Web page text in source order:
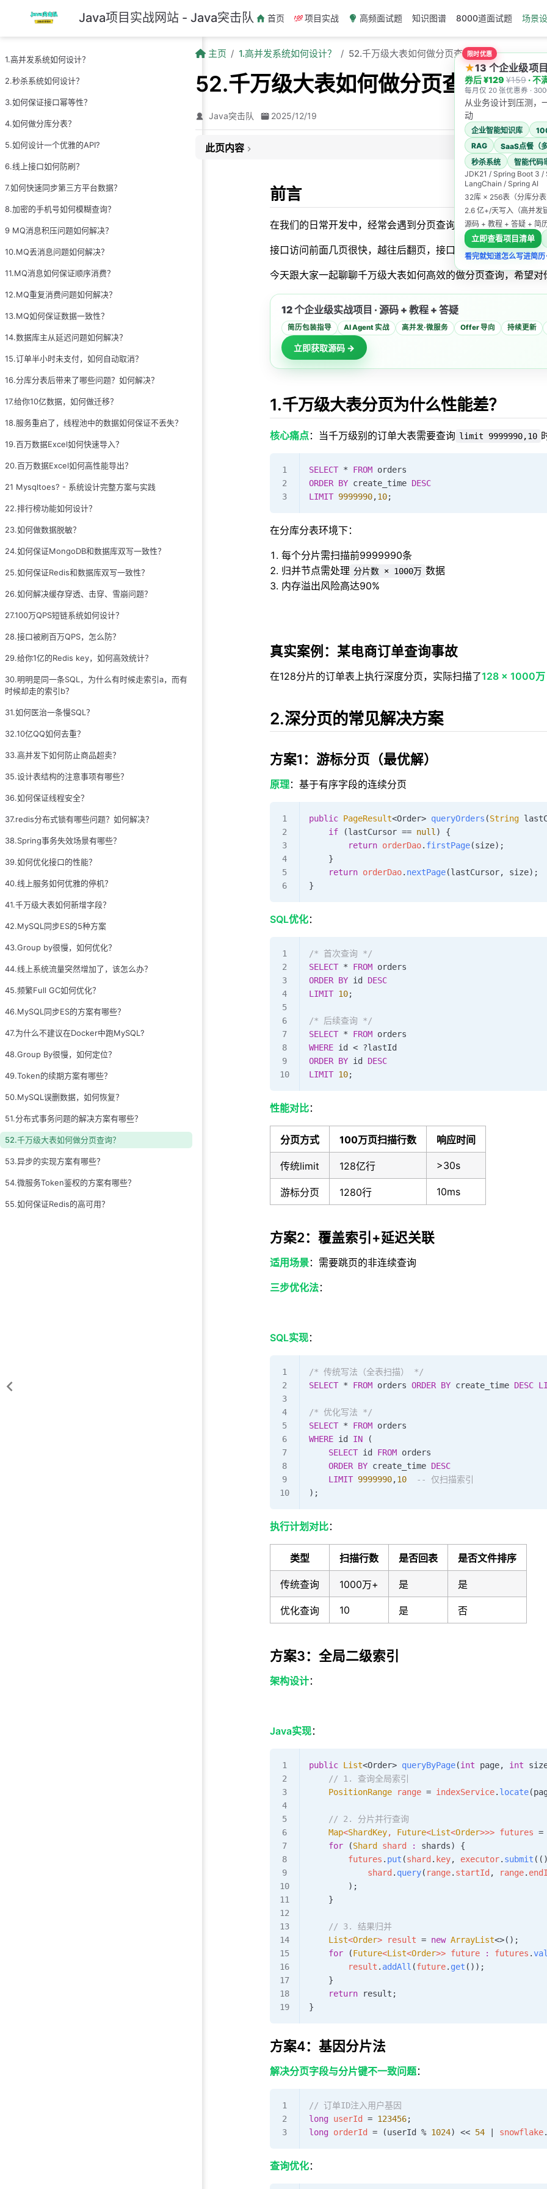
跳至主要內容 Java项目实战网站 - Java突击队 首页 项目实战 高频面试题 知识图谱 8000道面试题 场景
1.高并发系统如何设计？
2.秒杀系统如何设计？
3.如何保证接口幂等性？
4.如何做分库分表？
5.如何设计一个优雅的API?
6.线上接口如何防刷？
7.如何快速同步第三方平台数据？
8.加密的手机号如何模糊查询？
9 MQ消息积压问题如何解决？
10.MQ丢消息问题如何解决？
11.MQ消息如何保证顺序消费？
12.MQ重复消费问题如何解决？
13.MQ如何保证数据一致性？
14.数据库主从延迟问题如何解决？
15.订单半小时未支付，如何自动取消？
16.分库分表后带来了哪些问题？如何解决？
17.给你10亿数据，如何做迁移？
18.服务重启了，线程池中的数据如何保证不丢失？
19.百万数据Excel如何快速导入？
20.百万数据Excel如何高性能导出？
21 Mysqltoes? - 系统设计完整方案与实践
22.排行榜功能如何设计？
23.如何做数据脱敏？
24.如何保证MongoDB和数据库双写一致性？
25.如何保证Redis和数据库双写一致性？
26.如何解决缓存穿透、击穿、雪崩问题？
27.100万QPS短链系统如何设计？
28.接口被刷百万QPS，怎么防？
29.给你1亿的Redis key，如何高效统计？
30.明明是同一条SQL，为什么有时候走索引a，而有
时候却走的索引b？
31.如何医治一条慢SQL？
32.10亿QQ如何去重？
33.高并发下如何防止商品超卖？
35.设计表结构的注意事项有哪些？
36.如何保证线程安全？
37.redis分布式锁有哪些问题？如何解决？
38.Spring事务失效场景有哪些？
39.如何优化接口的性能？
40.线上服务如何优雅的停机？
41.千万级大表如何新增字段？
42.MySQL同步ES的5种方案
43.Group by很慢，如何优化？
44.线上系统流量突然增加了，该怎么办？
45.频繁Full GC如何优化？
46.MySQL同步ES的方案有哪些？
47.为什么不建议在Docker中跑MySQL?
48.Group By很慢，如何定位？
49.Token的续期方案有哪些？
50.MySQL误删数据，如何恢复？
51.分布式事务问题的解决方案有哪些？
52.千万级大表如何做分页查询？
53.异步的实现方案有哪些？
54.微服务Token鉴权的方案有哪些？
55.如何保证Redis的高可用？
主页 1.高并发系统如何设计？ 52.千万级大表如何做分页查询？
52.千万级大表如何做分页查询？
Java突击队 2025/12/19
此页内容
1.千万级大表分页为什么性能差？
真实案例：某电商订单查询事故
2.深分页的常见解决方案
方案1：游标分页（最优解）
方案4：基因分片法
方案5：冷热分离 + ES同步
方案6：业务折衷方案
3.如何做性能优化？
3.2 分页查询检查清单
3.4 性能压测对比
前言
在我们的日常开发中，经常会遇到分页查询接口的性能问题。
接口访问前面几页很快，越往后翻页，接口返回速度越慢。
今天跟大家一起聊聊千万级大表如何高效的做分页查询，希望对
12 个企业级实战项目 · 源码 + 教程 + 答疑
简历包装指导 AI Agent 实战 高并发·微服务 Offer 导向 持续更新
立即获取源码 →
1.千万级大表分页为什么性能差？
核心痛点：当千万级别的订单大表需要查询 limit 9999990,10
SELECT * FROM orders
ORDER BY create_time DESC
LIMIT 9999990,10;
在分库分表环境下：
每个分片需扫描前9999990条
归并节点需处理 分片数 × 1000万 数据
内存溢出风险高达90%
真实案例：某电商订单查询事故
在128分片的订单表上执行深度分页，实际扫描了128 × 1000万
2.深分页的常见解决方案
方案1：游标分页（最优解）
原理：基于有序字段的连续分页
public PageResult<Order> queryOrders (String
    if
(lastCursor == null) {
        return
orderDao. firstPage(size);
    }
    return
orderDao. nextPage(lastCursor, size);
}
SQL优化：
/* 首次查询 */
SELECT * FROM orders
ORDER BY id DESC
LIMIT 10;
/* 后续查询 */
SELECT * FROM orders
WHERE id < ?lastId
ORDER BY id DESC
LIMIT 10;
性能对比：
分页方式 100万页扫描行数 响应时间
传统limit 128亿行 >30s
游标分页 1280行 10ms
方案2：覆盖索引+延迟关联
适用场景：需要跳页的非连续查询
三步优化法：
SQL实现：
/* 传统写法（全表扫描） */
SELECT * FROM orders ORDER BY create_time DESC
/* 优化写法 */
SELECT * FROM orders
WHERE id IN (
    SELECT
id FROM orders
    ORDER BY
create_time DESC
    LIMIT
9999990,10
  -- 仅扫描索引
);
执行计划对比：
类型 扫描行数 是否回表 是否文件排序
传统查询 1000万+ 是 是
优化查询 10 是 否
方案3：全局二级索引
架构设计：
Java实现：
public List<Order> queryByPage(int page, int
    // 1. 查询全局索引
    PositionRange
range = indexService. locate
    // 2. 分片并行查询
    Map
<ShardKey, Future<List<Order>>> futures =
    for
(Shard shard :
shards) {
        futures
. put (shard . key, executor. submit
            shard
. query( range. startId , range.
        );
    }
    // 3. 结果归并
    List
<Order> result = new ArrayList<>();
    for
(Future<List<Order>> future : futures .
        result
. addAll (future. get ());
    }
    return
result;
}
方案4：基因分片法
解决分页字段与分片键不一致问题：
// 订单ID注入用户基因
long userId = 123456;
long orderId = (userId % 1024) << 54 snowflake.
查询优化：
限时优惠
★13 个企业级项
券后 ¥129 ¥159· 不
每月仅 20 张优惠券 ·
从业务设计到压测，
动
企业智能知识库
RAG
SaaS点餐（多
秒杀系统
智能代码
JDK21 / Spring Boot 3
LangChain / Spring AI
32库 × 256表（分库分表
2.6 亿+/天写入（高并发
源码 + 教程 + 答疑 + 简
立即查看项目清单
看完就知道怎么写进简历